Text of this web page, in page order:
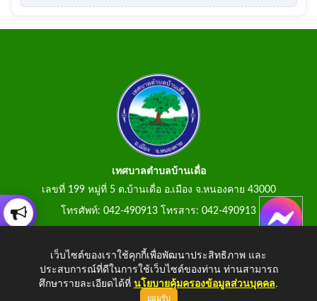
เทศบาลตำบลบ้านเดื่อ
เลขที่ 199 หมู่ที่ 5 ต.บ้านเดื่อ อ.เมือง จ.หนองคาย 43000
โทรศัพท์: 042-490913 โทรสาร: 042-490913
เว็บไซต์ของเราใช้คุกกี้เพื่อพัฒนาประสิทธิภาพ และ
ประสบการณ์ที่ดีในการใช้เว็บไซต์ของท่าน ท่านสามารถ
ศึกษารายละเอียดได้ที่ นโยบายคุ้มครองข้อมูลส่วนบุคคล.
ยอมรับ